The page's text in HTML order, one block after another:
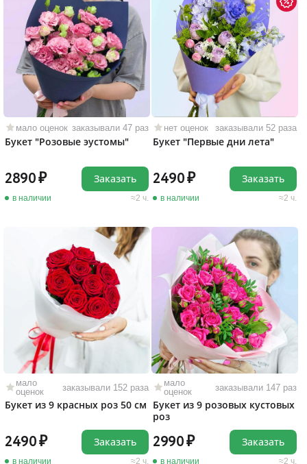
мало оценок заказывали 47 раз
Букет "Розовые эустомы"
2890
в наличии 2 ч.
Заказать
нет оценок заказывали 52 раза
Букет "Первые дни лета"
2490
в наличии 2 ч.
Заказать
мало
оценок
заказывали 152 раза
Букет из 9 красных роз 50 см
2490
в наличии 2 ч.
Заказать
мало
оценок
заказывали 147 раз
Букет из 9 розовых кустовых
роз
2990
в наличии 2 ч.
Заказать